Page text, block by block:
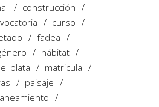
construcción
curso
fadea
hábitat
plata
matricula
paisaje